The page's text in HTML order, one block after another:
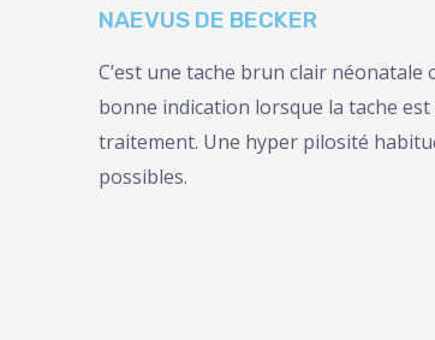
NAEVUS DE BECKER
C’est une tache brun clair
bonne indication lorsque la tache
traitement. Une hyper pilosité
possibles.